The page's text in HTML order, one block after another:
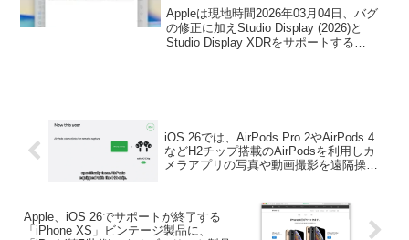
26.3.1」をリリース。
Appleは現地時間2026年03月04日、バグ
の修正に加えStudio Display (2026)と
Studio Display XDRをサポートする
iOS 26では、AirPods Pro 2やAirPods 4
などH2チップ搭載のAirPodsを利用しカ
メラアプリの写真や動画撮影を遠隔操作
Apple、iOS 26でサポートが終了する
「iPhone XS」ビンテージ製品に、